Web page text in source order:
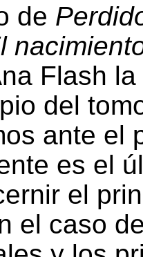
de
Flash
del
ante el
es el
el
el caso